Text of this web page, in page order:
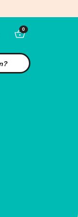
0